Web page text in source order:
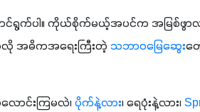
ရသလို အဓိကအရေးကြီးတဲ့ သဘာဝမြေဆွေးတွ
ာင်းကြမလဲ၊ ပိုက်‌နဲ့လား၊ ရေပုံးနဲ့လား၊